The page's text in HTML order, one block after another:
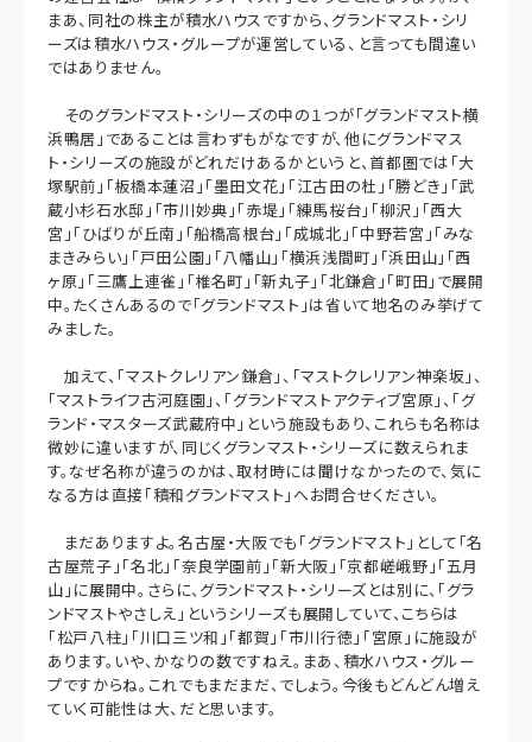
まあ、同社の株主が積水ハウスですから、グランドマスト・シリ
ーズは積水ハウス・グループが運営している、と言っても間違い
ではありません。
そのグランドマスト・シリーズの中の１つが「グランドマスト横
浜鴨居」であることは言わずもがなですが、他にグランドマス
ト・シリーズの施設がどれだけあるかというと、首都圏では「大
塚駅前」「板橋本蓮沼」「墨田文花」「江古田の杜」「勝どき」「武
蔵小杉石水邸」「市川妙典」「赤堤」「練馬桜台」「柳沢」「西大
宮」「ひばりが丘南」「船橋高根台」「成城北」「中野若宮」「みな
まきみらい」「戸田公園」「八幡山」「横浜浅間町」「浜田山」「西
ヶ原」「三鷹上連雀」「椎名町」「新丸子」「北鎌倉」「町田」で展開
中。たくさんあるので「グランドマスト」は省いて地名のみ挙げて
みました。
加えて、「マストクレリアン鎌倉」、「マストクレリアン神楽坂」、
「マストライフ古河庭園」、「グランドマストアクティブ宮原」、「グ
ランド・マスターズ武蔵府中」という施設もあり、これらも名称は
微妙に違いますが、同じくグランマスト・シリーズに数えられま
す。なぜ名称が違うのかは、取材時には聞けなかったので、気に
なる方は直接「積和グランドマスト」へお問合せください。
まだありますよ。名古屋・大阪でも「グランドマスト」として「名
古屋荒子」「名北」「奈良学園前」「新大阪」「京都嵯峨野」「五月
山」に展開中。さらに、グランドマスト・シリーズとは別に、「グラ
ンドマストやさしえ」というシリーズも展開していて、こちらは
「松戸八柱」「川口三ツ和」「都賀」「市川行徳」「宮原」に施設が
あります。いや、かなりの数ですねえ。まあ、積水ハウス・グルー
プですからね。これでもまだまだ、でしょう。今後もどんどん増え
ていく可能性は大、だと思います。